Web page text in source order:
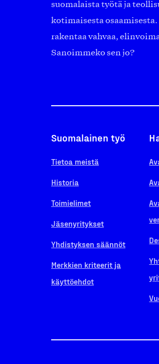
suomalaista työtä ja
kotimaisesta
rakentaa vahvaa,
Sanoimmeko sen jo?
Suomalainen työ
Tietoa meistä
Historia
Toimielimet
Jäsenyritykset
Yhdistyksen säännöt
Merkkien kriteerit ja
käyttöehdot